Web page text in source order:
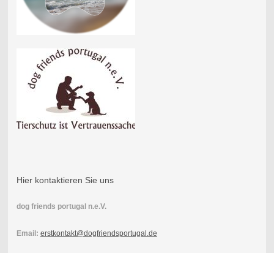
Hier kontaktieren Sie uns
dog friends portugal n.e.V.
Email: erstkontakt@dogfriendsportugal.de